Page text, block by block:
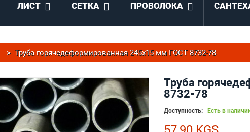
ЛИСТ СЕТКА ПРОВОЛОКА
> Труба горячедеформированная 245х15 мм ГОСТ 8732-78
Труба
8732-78
Доступность: Есть в